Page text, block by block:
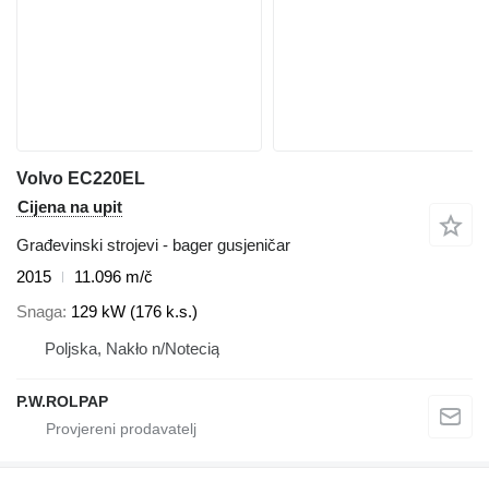
Volvo EC220EL
Cijena na upit
Građevinski strojevi - bager gusjeničar
2015
11.096 m/č
Snaga 129 kW (176 k.s.)
Poljska, Nakło n/Notecią
P.W.ROLPAP